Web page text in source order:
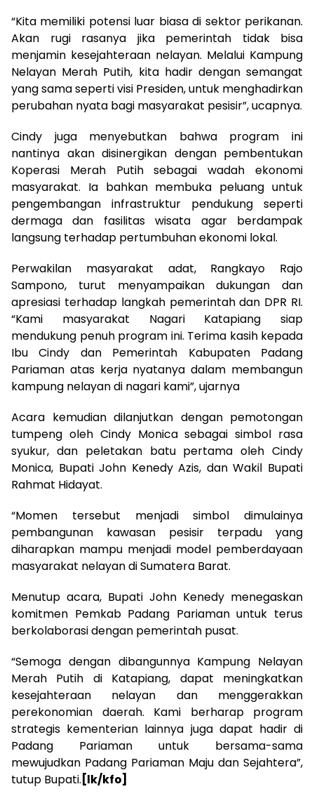
“Kita memiliki potensi luar biasa di sektor perikanan.
Akan rugi rasanya jika pemerintah tidak bisa
menjamin kesejahteraan nelayan. Melalui Kampung
Nelayan Merah Putih, kita hadir dengan semangat
yang sama seperti visi Presiden, untuk menghadirkan
perubahan nyata bagi masyarakat pesisir”, ucapnya.
Cindy juga menyebutkan bahwa program ini
nantinya akan disinergikan dengan pembentukan
Koperasi Merah Putih sebagai wadah ekonomi
masyarakat. Ia bahkan membuka peluang untuk
pengembangan infrastruktur pendukung seperti
dermaga dan fasilitas wisata agar berdampak
langsung terhadap pertumbuhan ekonomi lokal.
Perwakilan masyarakat adat, Rangkayo Rajo
Sampono, turut menyampaikan dukungan dan
apresiasi terhadap langkah pemerintah dan DPR RI.
“Kami masyarakat Nagari Katapiang siap
mendukung penuh program ini. Terima kasih kepada
Ibu Cindy dan Pemerintah Kabupaten Padang
Pariaman atas kerja nyatanya dalam membangun
kampung nelayan di nagari kami”, ujarnya
Acara kemudian dilanjutkan dengan pemotongan
tumpeng oleh Cindy Monica sebagai simbol rasa
syukur, dan peletakan batu pertama oleh Cindy
Monica, Bupati John Kenedy Azis, dan Wakil Bupati
Rahmat Hidayat.
“Momen tersebut menjadi simbol dimulainya
pembangunan kawasan pesisir terpadu yang
diharapkan mampu menjadi model pemberdayaan
masyarakat nelayan di Sumatera Barat.
Menutup acara, Bupati John Kenedy menegaskan
komitmen Pemkab Padang Pariaman untuk terus
berkolaborasi dengan pemerintah pusat.
“Semoga dengan dibangunnya Kampung Nelayan
Merah Putih di Katapiang, dapat meningkatkan
kesejahteraan nelayan dan menggerakkan
perekonomian daerah. Kami berharap program
strategis kementerian lainnya juga dapat hadir di
Padang Pariaman untuk bersama-sama
mewujudkan Padang Pariaman Maju dan Sejahtera”,
tutup Bupati. [lk/kfo]